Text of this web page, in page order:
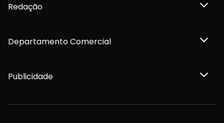
Redação
Departamento Comercial
Publicidade